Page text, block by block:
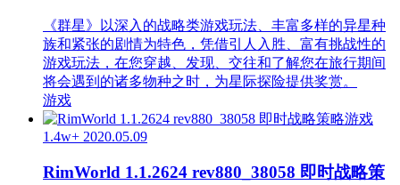
《群星》以深入的战略类游戏玩法、丰富多样的异星种
族和紧张的剧情为特色，凭借引人入胜、富有挑战性的
游戏玩法，在您穿越、发现、交往和了解您在旅行期间
将会遇到的诸多物种之时，为星际探险提供奖赏。
游戏
1.4w+ 2020.05.09
RimWorld 1.1.2624 rev880_38058 即时战略策